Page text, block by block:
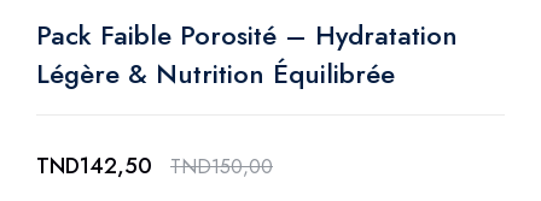
Pack Faible Porosité – Hydratation
Légère & Nutrition Équilibrée
TND142,50 TND150,00